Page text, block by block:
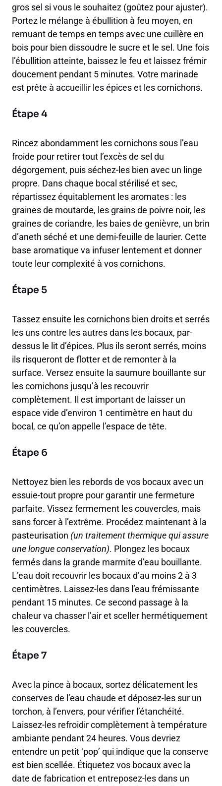
gros sel si vous le souhaitez (goûtez pour ajuster).
Portez le mélange à ébullition à feu moyen, en
remuant de temps en temps avec une cuillère en
bois pour bien dissoudre le sucre et le sel. Une fois
l’ébullition atteinte, baissez le feu et laissez frémir
doucement pendant 5 minutes. Votre marinade
est prête à accueillir les épices et les cornichons.
Étape 4
Rincez abondamment les cornichons sous l’eau
froide pour retirer tout l’excès de sel du
dégorgement, puis séchez-les bien avec un linge
propre. Dans chaque bocal stérilisé et sec,
répartissez équitablement les aromates : les
graines de moutarde, les grains de poivre noir, les
graines de coriandre, les baies de genièvre, un brin
d’aneth séché et une demi-feuille de laurier. Cette
base aromatique va infuser lentement et donner
toute leur complexité à vos cornichons.
Étape 5
Tassez ensuite les cornichons bien droits et serrés
les uns contre les autres dans les bocaux, par-
dessus le lit d’épices. Plus ils seront serrés, moins
ils risqueront de flotter et de remonter à la
surface. Versez ensuite la saumure bouillante sur
les cornichons jusqu’à les recouvrir
complètement. Il est important de laisser un
espace vide d’environ 1 centimètre en haut du
bocal, ce qu’on appelle l’espace de tête.
Étape 6
Nettoyez bien les rebords de vos bocaux avec un
essuie-tout propre pour garantir une fermeture
parfaite. Vissez fermement les couvercles, mais
sans forcer à l’extrême. Procédez maintenant à la
pasteurisation (un traitement thermique qui assure
une longue conservation). Plongez les bocaux
fermés dans la grande marmite d’eau bouillante.
L’eau doit recouvrir les bocaux d’au moins 2 à 3
centimètres. Laissez-les dans l’eau frémissante
pendant 15 minutes. Ce second passage à la
chaleur va chasser l’air et sceller hermétiquement
les couvercles.
Étape 7
Avec la pince à bocaux, sortez délicatement les
conserves de l’eau chaude et déposez-les sur un
torchon, à l’envers, pour vérifier l’étanchéité.
Laissez-les refroidir complètement à température
ambiante pendant 24 heures. Vous devriez
entendre un petit ‘pop’ qui indique que la conserve
est bien scellée. Étiquetez vos bocaux avec la
date de fabrication et entreposez-les dans un